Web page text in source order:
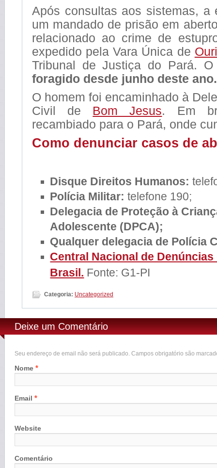
Após consultas aos sistemas, a
um mandado de prisão em
relacionado ao crime de
expedido pela Vara Única de
Tribunal de Justiça do Pará. O
foragido desde junho deste ano.
O homem foi encaminhado à
Civil de Bom Jesus. Em
recambiado para o Pará, onde
Como denunciar casos de
Disque Direitos Humanos:
Polícia Militar: telefone 190;
Delegacia de Proteção à
Adolescente (DPCA);
Qualquer delegacia de Polícia
Central Nacional de Denúncias
Brasil. Fonte: G1-PI
Categoria: Uncategorized
Deixe um Comentário
Seu endereço de email não será publicado. Campos obrigatório são
Nome *
Email *
Website
Comentário